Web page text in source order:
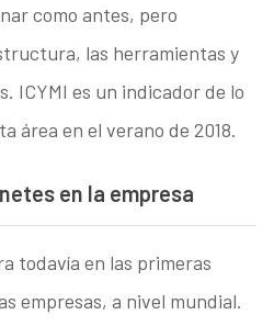
como antes, pero
las herramientas y
ICYMI es un indicador de lo
área en el verano de 2018.
en la empresa
todavía en las primeras
empresas, a nivel mundial.